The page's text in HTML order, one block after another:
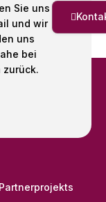
Sie uns
und wir
uns
bei
zurück.